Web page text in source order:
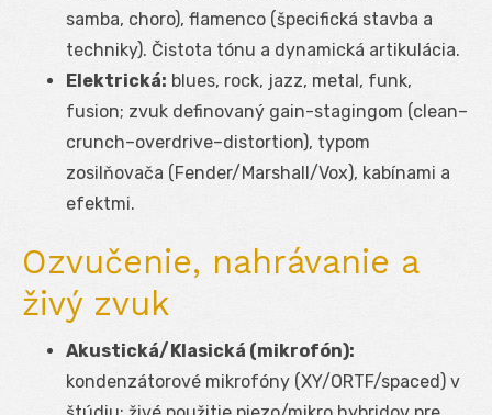
samba, choro), flamenco (špecifická stavba a
techniky). Čistota tónu a dynamická artikulácia.
Elektrická: blues, rock, jazz, metal, funk,
fusion; zvuk definovaný gain-stagingom (clean–
crunch–overdrive–distortion), typom
zosilňovača (Fender/Marshall/Vox), kabínami a
efektmi.
Ozvučenie, nahrávanie a
živý zvuk
Akustická/Klasická (mikrofón):
kondenzátorové mikrofóny (XY/ORTF/spaced) v